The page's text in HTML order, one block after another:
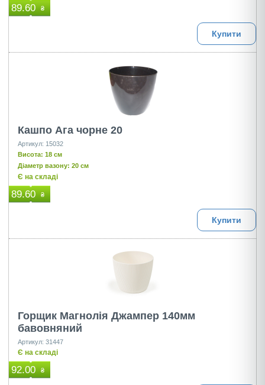
89.60 ₴
Купити
Кашпо Ага чорне 20
Артикул: 15032
Висота: 18 см
Діаметр вазону: 20 см
Є на складі
89.60 ₴
Купити
Горщик Магнолія Джампер 140мм
бавовняний
Артикул: 31447
Є на складі
92.00 ₴